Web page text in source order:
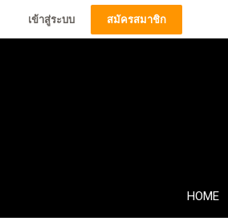
เข้าสู่ระบบ สมัครสมาชิก
HOME